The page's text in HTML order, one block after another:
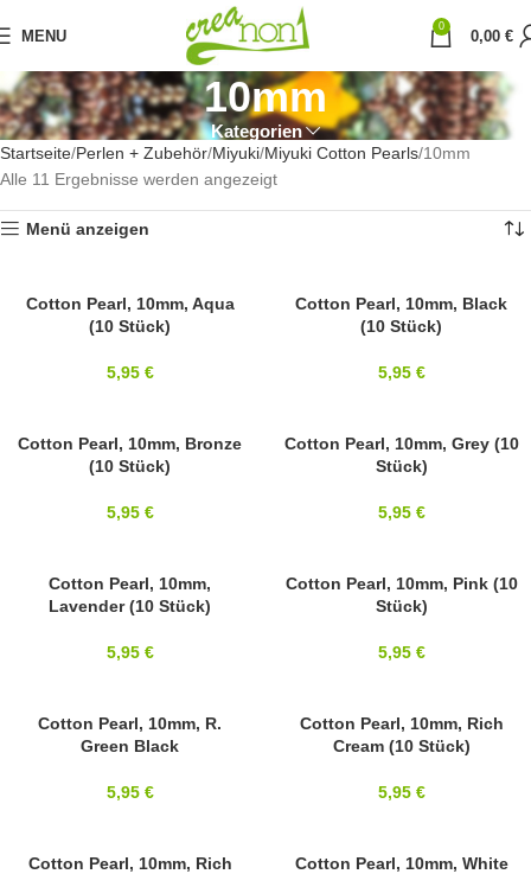
MENU
0
0,00 €
10mm
Kategorien
Startseite Perlen + Zubehör Miyuki Miyuki Cotton Pearls 10mm
Alle 11 Ergebnisse werden angezeigt
Menü anzeigen
MIYUKI
Cotton Pearl, 10mm, Aqua
(10 Stück)
5,95 €
MIYUKI
Cotton Pearl, 10mm, Black
(10 Stück)
5,95 €
MIYUKI
Cotton Pearl, 10mm, Bronze
(10 Stück)
5,95 €
MIYUKI
Cotton Pearl, 10mm, Grey (10
Stück)
5,95 €
MIYUKICotton Pearl, 10mm,
Lavender (10 Stück)
5,95 €
SOLD OUT
Cotton Pearl, 10mm, Pink (10
Stück)
5,95 €
MIYUKICotton Pearl, 10mm, R.
Green Black
5,95 €
MIYUKI
Cotton Pearl, 10mm, Rich
Cream (10 Stück)
5,95 €
SOLD OUT
Cotton Pearl, 10mm, Rich
SOLD OUT
Cotton Pearl, 10mm, White